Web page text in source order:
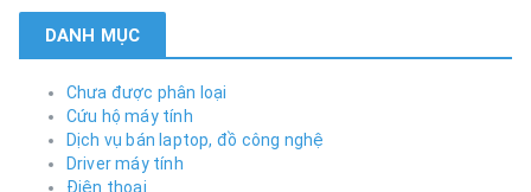
DANH MỤC
Chưa được phân loại
Cứu hộ máy tính
Dịch vụ bán laptop, đồ công nghệ
Driver máy tính
Điện thoại